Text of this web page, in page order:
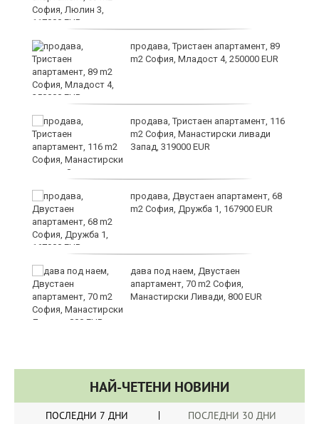
продава, Тристаен апартамент, 89
m2 София, Младост 4, 250000 EUR
продава, Тристаен апартамент, 116
m2 София, Манастирски ливади
Запад, 319000 EUR
продава, Двустаен апартамент, 68
m2 София, Дружба 1, 167900 EUR
дава под наем, Двустаен
апартамент, 70 m2 София,
Манастирски Ливади, 800 EUR
НАЙ-ЧЕТЕНИ НОВИНИ
ПОСЛЕДНИ 7 ДНИ ПОСЛЕДНИ 30 ДНИ